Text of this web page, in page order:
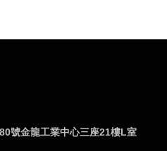
號金龍工業中心三座21樓L室